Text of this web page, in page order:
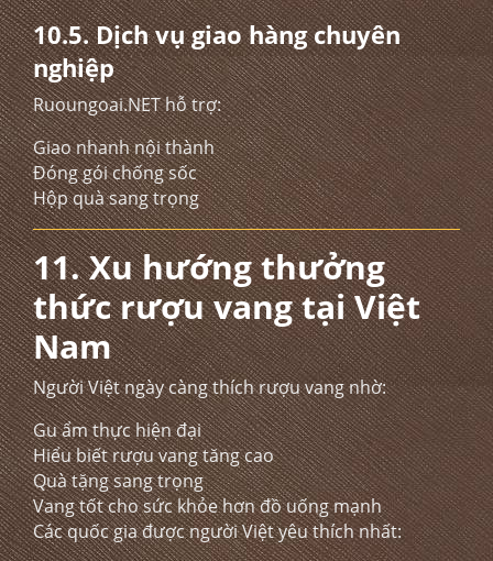
10.5. Dịch vụ giao hàng chuyên
nghiệp
Ruoungoai.NET hỗ trợ:
Giao nhanh nội thành
Đóng gói chống sốc
Hộp quà sang trọng
11. Xu hướng thưởng
thức rượu vang tại Việt
Nam
Người Việt ngày càng thích rượu vang nhờ:
Gu ẩm thực hiện đại
Hiểu biết rượu vang tăng cao
Quà tặng sang trọng
Vang tốt cho sức khỏe hơn đồ uống mạnh
Các quốc gia được người Việt yêu thích nhất: